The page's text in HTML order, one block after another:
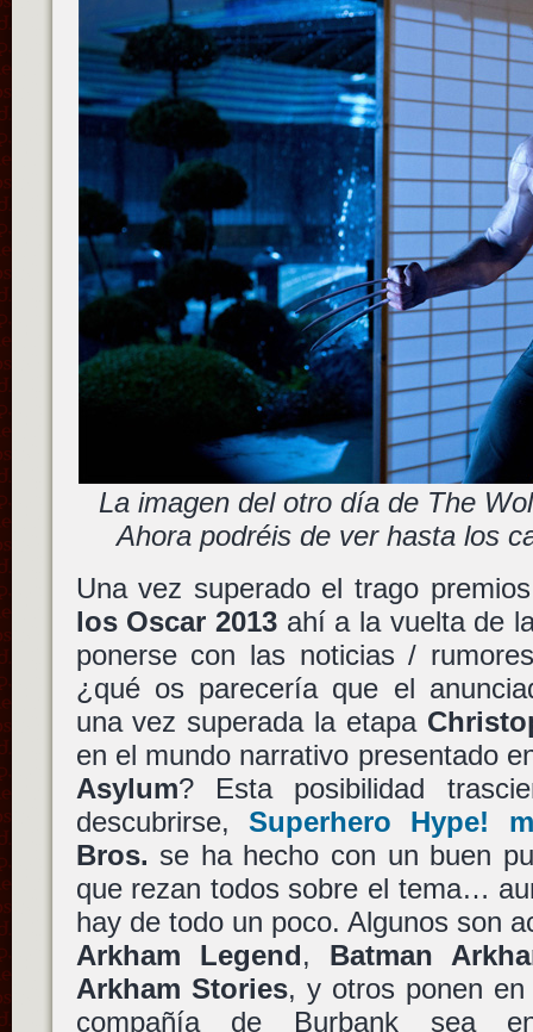
La imagen del otro día de The
Ahora podréis de ver hasta los
Una vez superado el trago
los Oscar 2013ahí a la vuelta de
ponerse con las noticias /
¿qué os parecería que el
una vez superada la etapa
en el mundo narrativo presentado
Asylum? Esta posibilidad
descubrirse, Superhero Hype!
Bros. se ha hecho con un buen
que rezan todos sobre el tema…
hay de todo un poco. Algunos son
Arkham Legend, Batman
Arkham Stories, y otros ponen
compañía de Burbank sea